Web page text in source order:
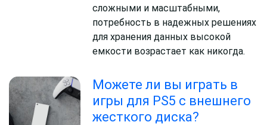
сложными и масштабными,
потребность в надежных решениях
для хранения данных высокой
емкости возрастает как никогда.
Можете ли вы играть в
игры для PS5 с внешнего
жесткого диска?